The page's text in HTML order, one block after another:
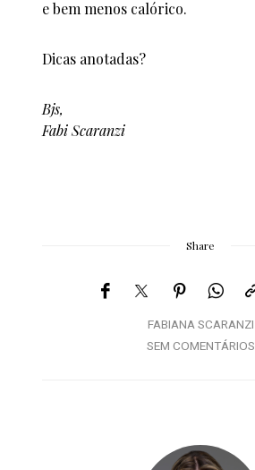
e bem menos calórico.
Dicas anotadas?
Bjs,
Fabi Scaranzi
Share
FABIANA SCARANZI
SEM COMENTÁRIOS